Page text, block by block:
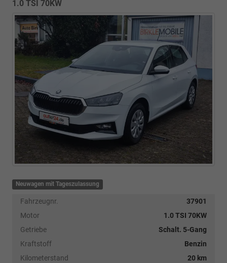
1.0 TSI 70KW
Neuwagen mit Tageszulassung
Fahrzeugnr.
37901
Motor
1.0 TSI 70KW
Getriebe
Schalt. 5-Gang
Kraftstoff
Benzin
Kilometerstand
20 km